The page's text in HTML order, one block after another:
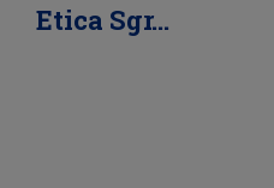
Etica Sgr…